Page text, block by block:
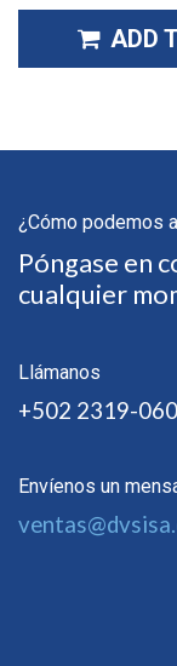
ADD
¿Cómo podemos
Póngase en
cualquier
Llámanos
+502 2319-
Envíenos un